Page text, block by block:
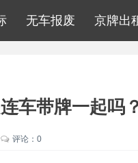
无车报废 京牌出
车带牌一起吗？
评论：0